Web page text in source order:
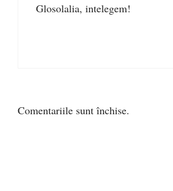
Glosolalia, intelegem!
Comentariile sunt închise.